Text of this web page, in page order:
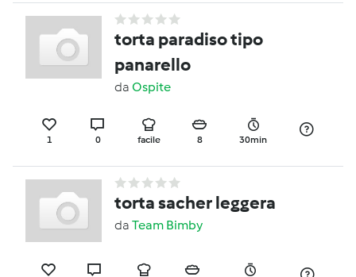
torta paradiso tipo
panarello
da Ospite
1 0 facile 8 30min
torta sacher leggera
da Team Bimby